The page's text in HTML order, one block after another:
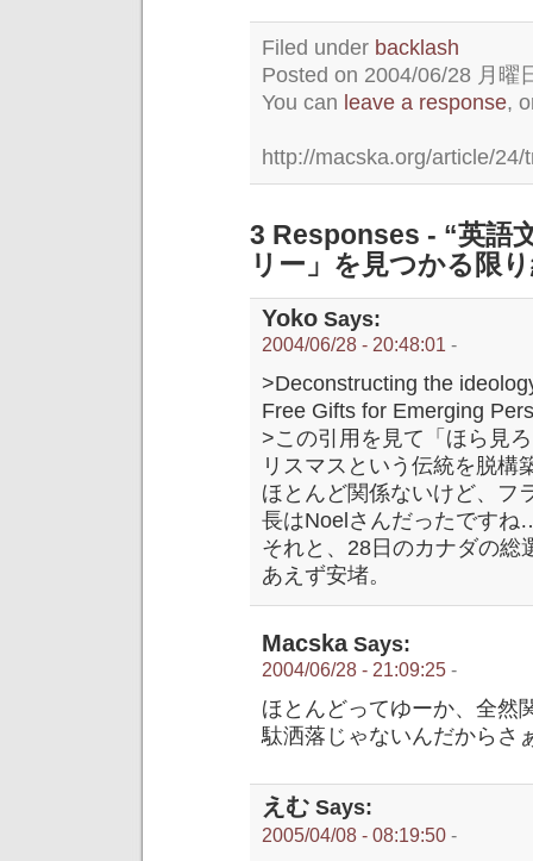
Filed under backlash
Posted on 2004/06/28 月曜
You can leave a response,
http://macska.org/article/24/
3 Responses - “英語
リー」を見つかる限
Yoko Says:
2004/06/28 - 20:48:01 -
>Deconstructing the
Free Gifts for Emerging
>この引用を見て「ほら見
リスマスという伝統を脱構
ほとんど関係ないけど、フ
長はNoelさんだったですね
それと、28日のカナダの総
あえず安堵。
MacskaSays:
2004/06/28 - 21:09:25 -
ほとんどってゆーか、全然
駄洒落じゃないんだからさ
えむ Says:
2005/04/08 - 08:19:50 -